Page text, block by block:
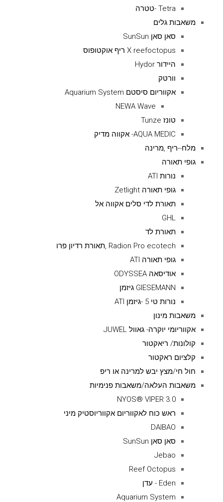
Tetra -טטרה
משאבות גלים
סאן סאן SunSun
X reefoctopus ריף אוקטופוס
היידור Hydor
וורטק
אקווריום סיסטם Aquarium System
NEWA Wave
טונז Tunze
AQUA MEDIC- אקווה מדיק
מלח--ריף ,מרינה
גופי תאורה
נורות ATI
גופי תאורה Zetlight
תאורת לדי סלים אקווה אל
GHL
תאורת לד
Radion Pro ecotech ,תאורת רדיון פרו
גופי תאורה ATI
אודיסאה ODYSSEA
GIESEMANN גיזמן
נורות טי 5 -גיזמן ATI
משאבות מינון
אקווריומי יוקרה- גאוול JUWEL
קולונות/ ריאקטור
קלציום ראקטור
חול חי/מצץ יבש למרינה או ריפ
משאבות העלאה/משאבות פנימיות
NYOS® VIPER 3.0
ראש כוח לאקווריום אקווריוסטיק מיני
DAIBAO
סאן סאן SunSun
Jebao
Reef Octopus
Eden - עדן
Aquarium System